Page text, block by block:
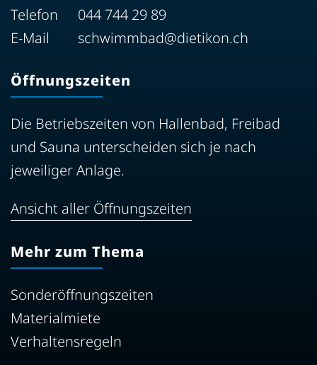
Telefon
044 744 29 89
E-Mail
schwimmbad@dietikon.ch
Öffnungszeiten
Die Betriebszeiten von Hallenbad, Freibad
und Sauna unterscheiden sich je nach
jeweiliger Anlage.
Ansicht aller Öffnungszeiten
Mehr zum Thema
Sonderöffnungszeiten
Materialmiete
Verhaltensregeln